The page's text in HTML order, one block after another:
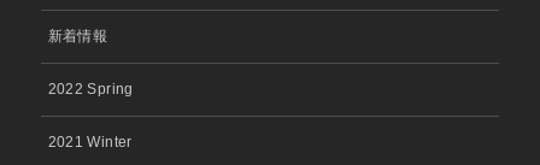
新着情報
2022 Spring
2021 Winter